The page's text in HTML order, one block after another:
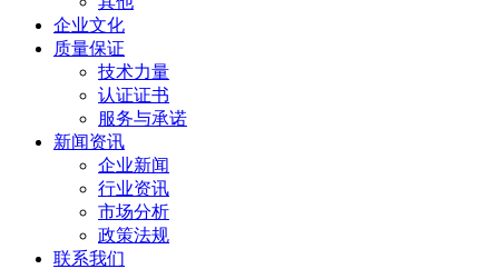
企业文化
质量保证
技术力量
认证证书
服务与承诺
新闻资讯
企业新闻
行业资讯
市场分析
政策法规
联系我们